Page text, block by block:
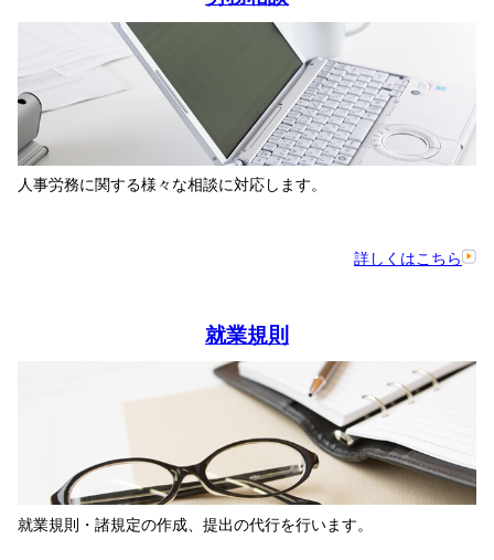
人事労務に関する様々な相談に対応します。
詳しくはこちら
就業規則
就業規則・諸規定の作成、提出の代行を行います。